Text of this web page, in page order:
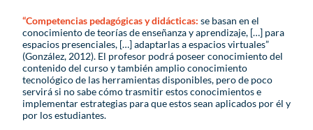
“Competencias pedagógicas y didácticas: se basan en el
conocimiento de teorías de enseñanza y aprendizaje, […] para
espacios presenciales, […] adaptarlas a espacios virtuales”
(González, 2012). El profesor podrá poseer conocimiento del
contenido del curso y también amplio conocimiento
tecnológico de las herramientas disponibles, pero de poco
servirá si no sabe cómo trasmitir estos conocimientos e
implementar estrategias para que estos sean aplicados por él y
por los estudiantes.